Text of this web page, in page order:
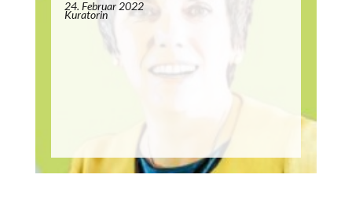
24. Februar 2022
Kuratorin